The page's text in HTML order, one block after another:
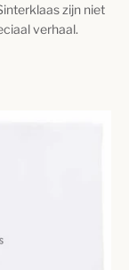
zijn niet
verhaal.